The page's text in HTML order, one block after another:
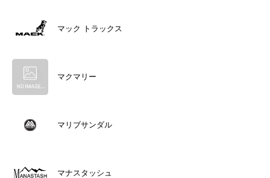
マック トラックス
マクマリー
マリブサンダル
マナスタッシュ